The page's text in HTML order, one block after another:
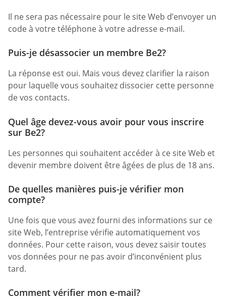
Il ne sera pas nécessaire pour le site Web d’envoyer un
code à votre téléphone à votre adresse e-mail.
Puis-je désassocier un membre Be2?
La réponse est oui. Mais vous devez clarifier la raison
pour laquelle vous souhaitez dissocier cette personne
de vos contacts.
Quel âge devez-vous avoir pour vous inscrire
sur Be2?
Les personnes qui souhaitent accéder à ce site Web et
devenir membre doivent être âgées de plus de 18 ans.
De quelles manières puis-je vérifier mon
compte?
Une fois que vous avez fourni des informations sur ce
site Web, l’entreprise vérifie automatiquement vos
données. Pour cette raison, vous devez saisir toutes
vos données pour ne pas avoir d’inconvénient plus
tard.
Comment vérifier mon e-mail?